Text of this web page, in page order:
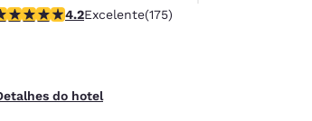
Academia de ginástica
4.22 estrelas. Excelente. 175 avaliações
4.2Excelente(175)
do hotel